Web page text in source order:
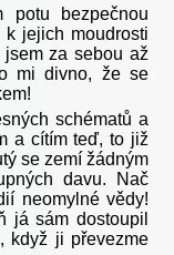
potu bezpečnou
jejich moudrosti
za sebou až
mi divno, že se
schématů a
a cítím teď, to již
se zemí žádným
davu. Nač
neomylné vědy!
já sám dostoupil
když ji převezme